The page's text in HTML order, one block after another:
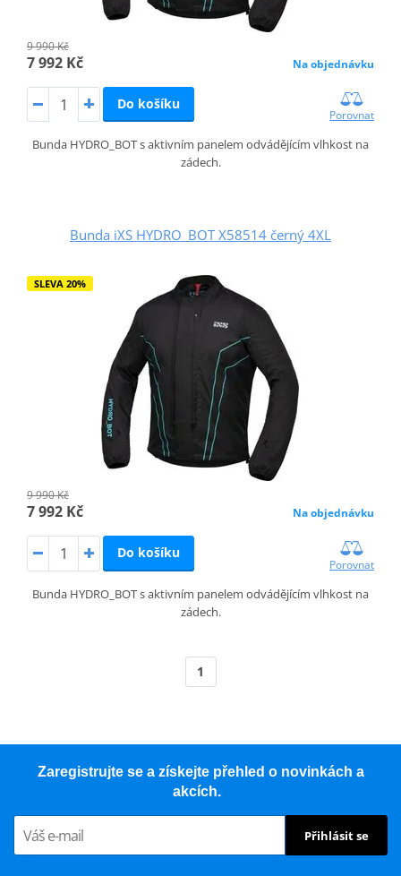
9 990 Kč
7 992 Kč Na objednávku
Do košíku
Porovnat
Bunda HYDRO_BOT s aktivním panelem odvádějícím vlhkost na
zádech.
Bunda iXS HYDRO_BOT X58514 černý 4XL
SLEVA 20%
9 990 Kč
7 992 Kč Na objednávku
Do košíku
Porovnat
Bunda HYDRO_BOT s aktivním panelem odvádějícím vlhkost na
zádech.
1
Zaregistrujte se a získejte přehled o novinkách a
akcích.
Přihlásit se